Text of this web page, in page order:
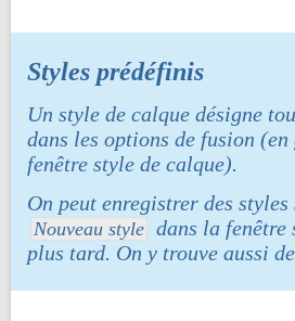
Styles prédéfinis
Un style de calque désigne
dans les options de fusion
fenêtre style de calque).
On peut enregistrer des
Nouveau style dans la
plus tard. On y trouve aussi